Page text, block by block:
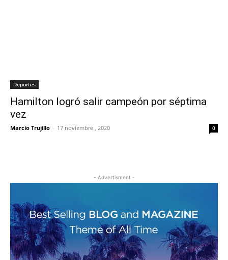
Deportes
Hamilton logró salir campeón por séptima
vez
Marcio Trujillo - 17 noviembre , 2020 0
- Advertisment -